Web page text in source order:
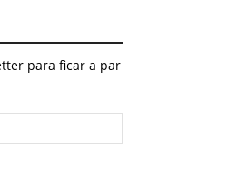
para ficar a par